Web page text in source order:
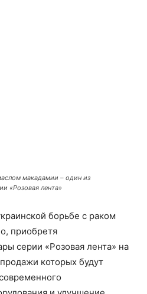
макадамии – один из
«Розовая лента»
борьбе с раком
приобретя
серии «Розовая лента» на
которых будут